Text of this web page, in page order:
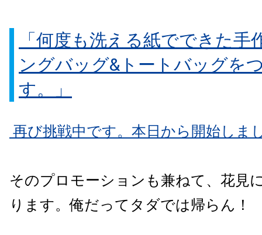
「何度も洗える紙でできた手
ングバッグ&トートバッグを
す。」
再び挑戦中です。本日から開始しま
そのプロモーションも兼ねて、花見
ります。俺だってタダでは帰らん！